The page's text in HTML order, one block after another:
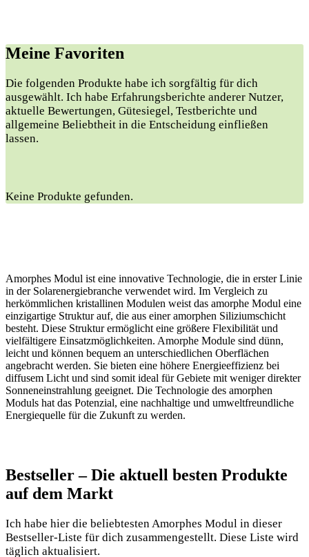
Meine Favoriten
Die folgenden Produkte habe ich sorgfältig für dich
ausgewählt. Ich habe Erfahrungsberichte anderer Nutzer,
aktuelle Bewertungen, Gütesiegel, Testberichte und
allgemeine Beliebtheit in die Entscheidung einfließen
lassen.
Keine Produkte gefunden.
Amorphes Modul ist eine innovative Technologie, die in erster Linie
in der Solarenergiebranche verwendet wird. Im Vergleich zu
herkömmlichen kristallinen Modulen weist das amorphe Modul eine
einzigartige Struktur auf, die aus einer amorphen Siliziumschicht
besteht. Diese Struktur ermöglicht eine größere Flexibilität und
vielfältigere Einsatzmöglichkeiten. Amorphe Module sind dünn,
leicht und können bequem an unterschiedlichen Oberflächen
angebracht werden. Sie bieten eine höhere Energieeffizienz bei
diffusem Licht und sind somit ideal für Gebiete mit weniger direkter
Sonneneinstrahlung geeignet. Die Technologie des amorphen
Moduls hat das Potenzial, eine nachhaltige und umweltfreundliche
Energiequelle für die Zukunft zu werden.
Bestseller – Die aktuell besten Produkte
auf dem Markt
Ich habe hier die beliebtesten Amorphes Modul in dieser
Bestseller-Liste für dich zusammengestellt. Diese Liste wird
täglich aktualisiert.